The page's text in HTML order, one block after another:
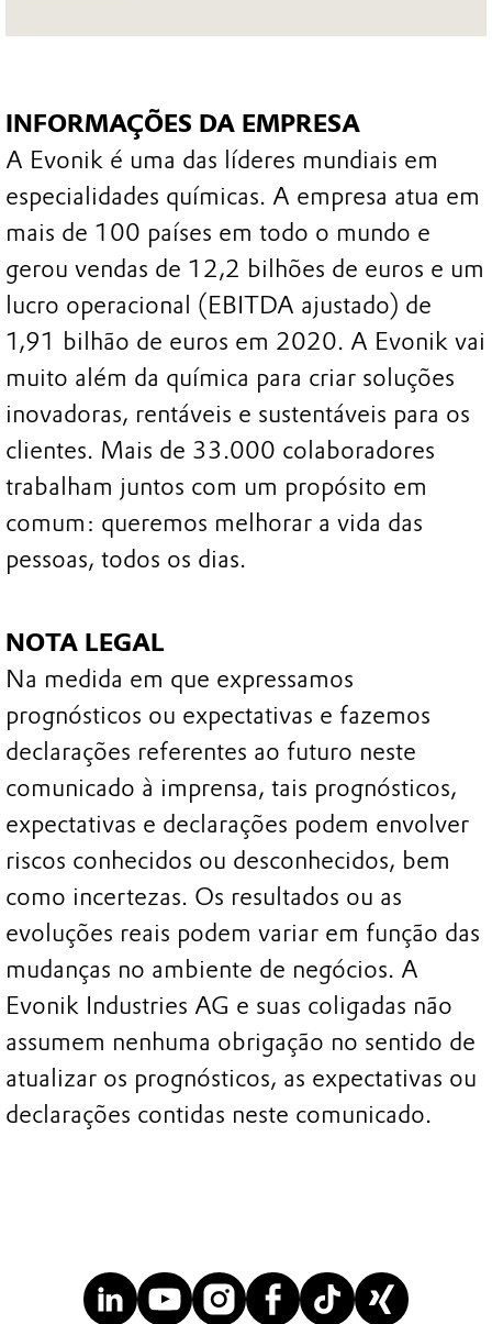
INFORMAÇÕES DA EMPRESA
A Evonik é uma das líderes mundiais em
especialidades químicas. A empresa atua em
mais de 100 países em todo o mundo e
gerou vendas de 12,2 bilhões de euros e um
lucro operacional (EBITDA ajustado) de
1,91 bilhão de euros em 2020. A Evonik vai
muito além da química para criar soluções
inovadoras, rentáveis e sustentáveis para os
clientes. Mais de 33.000 colaboradores
trabalham juntos com um propósito em
comum: queremos melhorar a vida das
pessoas, todos os dias.
NOTA LEGAL
Na medida em que expressamos
prognósticos ou expectativas e fazemos
declarações referentes ao futuro neste
comunicado à imprensa, tais prognósticos,
expectativas e declarações podem envolver
riscos conhecidos ou desconhecidos, bem
como incertezas. Os resultados ou as
evoluções reais podem variar em função das
mudanças no ambiente de negócios. A
Evonik Industries AG e suas coligadas não
assumem nenhuma obrigação no sentido de
atualizar os prognósticos, as expectativas ou
declarações contidas neste comunicado.